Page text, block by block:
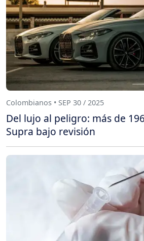
Colombianos • SEP 30 / 2025
Del lujo al peligro: más de
Supra bajo revisión